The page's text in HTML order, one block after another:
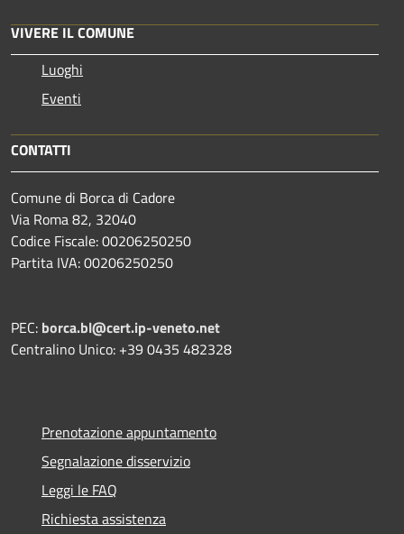
VIVERE IL COMUNE
Luoghi
Eventi
CONTATTI
Comune di Borca di Cadore
Via Roma 82, 32040
Codice Fiscale: 00206250250
Partita IVA: 00206250250
PEC: borca.bl@cert.ip-veneto.net
Centralino Unico: +39 0435 482328
Prenotazione appuntamento
Segnalazione disservizio
Leggi le FAQ
Richiesta assistenza